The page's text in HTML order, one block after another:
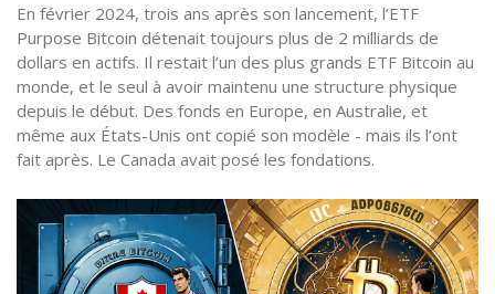
En février 2024, trois ans après son lancement, l’ETF
Purpose Bitcoin détenait toujours plus de 2 milliards de
dollars en actifs. Il restait l’un des plus grands ETF Bitcoin au
monde, et le seul à avoir maintenu une structure physique
depuis le début. Des fonds en Europe, en Australie, et
même aux États-Unis ont copié son modèle - mais ils l’ont
fait après. Le Canada avait posé les fondations.